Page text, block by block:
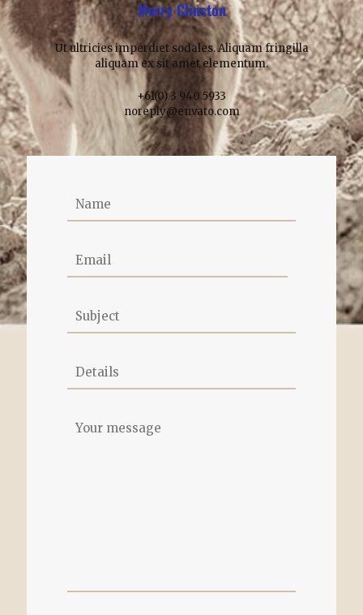
Merry Clinston
Ut ultricies imperdiet sodales. Aliquam fringilla
aliquam ex sit amet elementum.
+61(0) 3 940 5933
noreply@envato.com